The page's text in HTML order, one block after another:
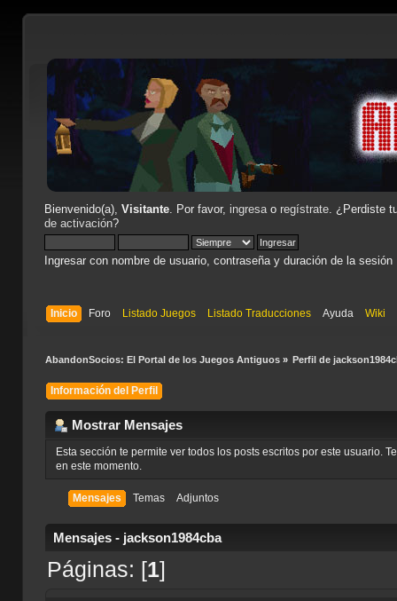
Bienvenido(a), Visitante. Por favor, ingresao regístrate. ¿Perdiste
de activación?
Ingresar con nombre de usuario, contraseña y duración de la sesión
Inicio Foro Listado Juegos Listado Traducciones Ayuda Wiki
AbandonSocios: El Portal de los Juegos Antiguos» Perfil de
Información del Perfil
Mostrar Mensajes
Esta sección te permite ver todos los posts escritos por este usuario.
en este momento.
Mensajes Temas Adjuntos
Mensajes - jackson1984cba
Páginas: [1]